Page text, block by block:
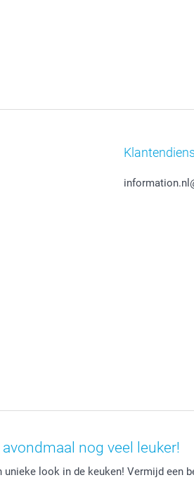
nog veel leuker!
look in de keuken! Vermijd een